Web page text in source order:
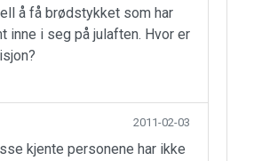
å få brødstykket som har
inne i seg på julaften. Hvor er
2011-02-03
kjente personene har ikke